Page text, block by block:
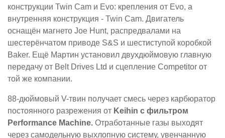
конструкции Twin Cam и Evo: крепления от Evo, а
внутренняя конструкция - Twin Cam. Двигатель
оснащён магнето Joe Hunt, распредвалами на
шестерёнчатом приводе S&S и шестиступой коробкой
Baker. Ещё Мартин установил двухдюймовую главную
передачу от Belt Drives Ltd и сцепление Competitor от
той же компании.
88-дюймовый V-твин получает смесь через карбюратор
постоянного разрежения от Keihin с фильтром
Performance Machine. Отработанные газы выходят
через самодельную выхлопную систему, увенчанную